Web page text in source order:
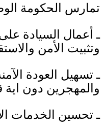
تمارس الحكومة
ـ أعمال السيادة
وتثبيت الأمن
ـ تسهيل العودة
والمهجرين دون
ـ تحسين الخدمات